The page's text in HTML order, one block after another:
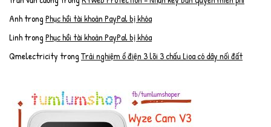
AnhtrongPhục hồi tài khoản PayPal bị khóa
LinhtrongPhục hồi tài khoản PayPal bị khóa
Qmelectricity trongTrải nghiệm ổ điện 3 lõi 3 chấu Lioa có dây nối đất